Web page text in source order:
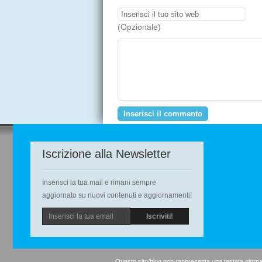
(Opzionale)
Iscrizione alla Newsletter
Inserisci la tua mail e rimani sempre
aggiornato su nuovi contenuti e aggiornamenti!